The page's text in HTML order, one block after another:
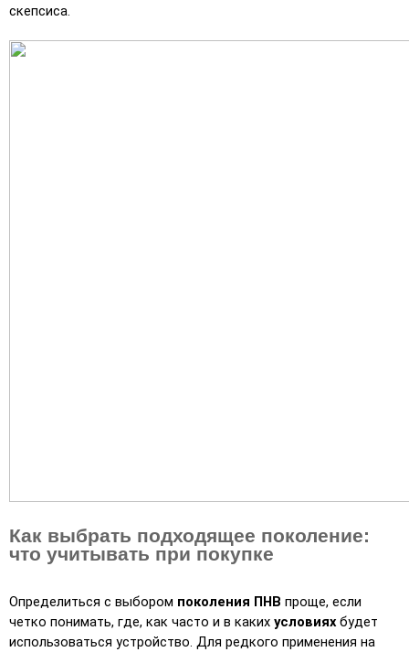
скепсиса.
Как выбрать подходящее поколение:
что учитывать при покупке
Определиться с выбором поколения ПНВ проще, если
четко понимать, где, как часто и в каких условиях будет
использоваться устройство. Для редкого применения на